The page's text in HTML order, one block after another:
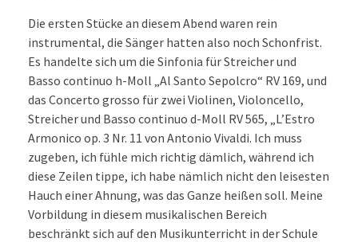
Die ersten Stücke an diesem Abend waren rein
instrumental, die Sänger hatten also noch Schonfrist.
Es handelte sich um die Sinfonia für Streicher und
Basso continuo h-Moll „Al Santo Sepolcro“ RV 169, und
das Concerto grosso für zwei Violinen, Violoncello,
Streicher und Basso continuo d-Moll RV 565, „L’Estro
Armonico op. 3 Nr. 11 von Antonio Vivaldi. Ich muss
zugeben, ich fühle mich richtig dämlich, während ich
diese Zeilen tippe, ich habe nämlich nicht den leisesten
Hauch einer Ahnung, was das Ganze heißen soll. Meine
Vorbildung in diesem musikalischen Bereich
beschränkt sich auf den Musikunterricht in der Schule